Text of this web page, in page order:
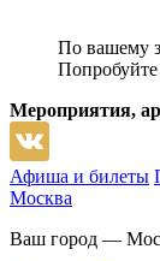
По вашему
Попробуйте
Мероприятия,
Афиша и билеты
Москва
Ваш город —